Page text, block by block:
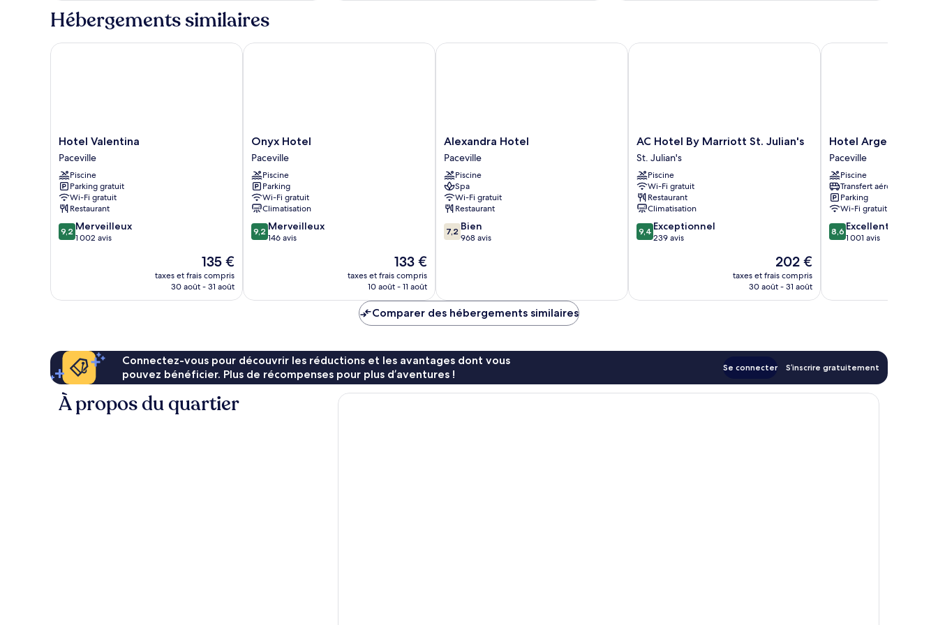
Chambre
Chambre
Hébergements similaires
Hotel
Valentina
Paceville
Hotel Valentina
Paceville
Piscine
Parking gratuit
Wi-Fi gratuit
Restaurant
9.2
sur
9,2 Merveilleux
1 002 avis
Le
nouveau
prix
135 €
taxes et frais compris
30 août - 31 août
Hotel Valentina
Onyx
Hotel
Paceville
Onyx Hotel
Paceville
Piscine
Parking
Wi-Fi gratuit
Climatisation
9.2
sur
9,2 Merveilleux
146 avis
Le
nouveau
prix
de
133 €
133 €
taxes et frais compris
10 août - 11 août
Onyx Hotel
Alexandra
Hotel
Paceville
Alexandra Hotel
Paceville
Piscine
Spa
Wi-Fi gratuit
Restaurant
7.2
sur
7,2 Bien
968 avis
Alexandra Hotel
AC
Hotel
By
Marriott
St.
Julian's
St.
Julian's
AC Hotel By Marriott St. Julian's
St. Julian's
Piscine
Wi-Fi gratuit
Restaurant
Climatisation
9.4
sur
9,4 Exceptionnel
239 avis
Le
nouveau
prix
202 €
taxes et frais compris
30 août - 31 août
AC Hotel By Marriott St. Julian's
Hotel
Argento
Paceville
Hotel Argento
Paceville
Piscine
Transfert aéroport
Parking
Wi-Fi gratuit
8.6
sur
8,6 Excellent
1 001 avis
Hotel Argento
Comparer des hébergements similaires
Connectez-vous pour découvrir les réductions et les avantages dont vous
pouvez bénéficier. Plus de récompenses pour plus d’aventures !
Se connecter S’inscrire gratuitement
À propos du quartier